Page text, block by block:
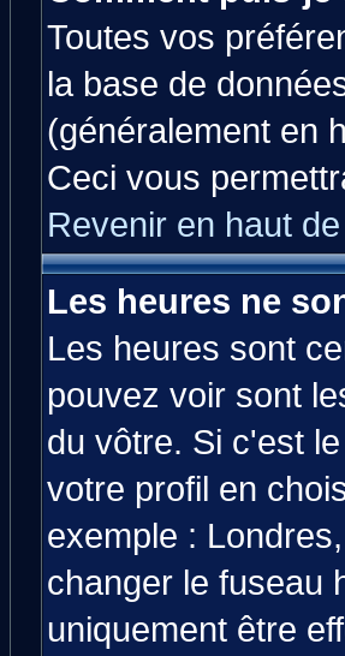
Toutes vos
la base de
(généralement en
Ceci vous
Revenir en haut
Les heures ne
Les heures sont
pouvez voir sont
du vôtre. Si c'est
votre profil en
exemple :
changer le fuseau
uniquement être